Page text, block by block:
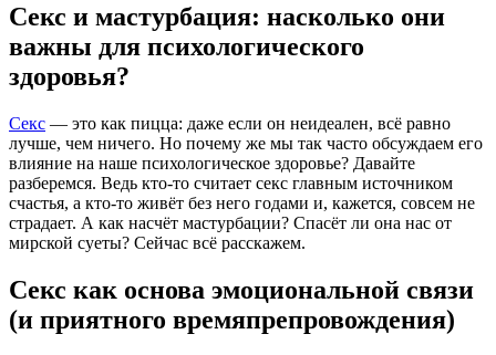
Секс и мастурбация: насколько они
важны для психологического
здоровья?
Секс — это как пицца: даже если он неидеален, всё равно
лучше, чем ничего. Но почему же мы так часто обсуждаем его
влияние на наше психологическое здоровье? Давайте
разберемся. Ведь кто-то считает секс главным источником
счастья, а кто-то живёт без него годами и, кажется, совсем не
страдает. А как насчёт мастурбации? Спасёт ли она нас от
мирской суеты? Сейчас всё расскажем.
Секс как основа эмоциональной связи
(и приятного времяпрепровождения)